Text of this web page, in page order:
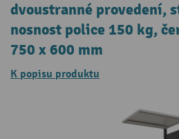
dvoustranné provedení,
nosnost police 150 kg,
750 x 600 mm
K popisu produktu